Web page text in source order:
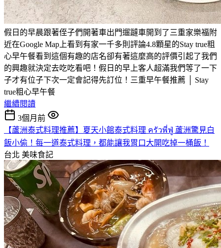
假日的早晨跟著侄子們開著車出門遛躂車開到了三重家樂福附
近在Google Map上看到有家一千多則評論4.8顆星的Stay true粗
心早午餐看到這個有趣的店名卻有著這麼高的評價引起了我們
的興趣就決定去吃吃看吧！假日的早上客人超滿我們等了一下
子才有位子下次一定會記得先訂位！三重早午餐推薦 │ Stay
true粗心早午餐
繼續閱讀
3個月前
【蘆洲泰式料理推薦】夏天小館泰式料理 ครัวพี่ฟู่ 蘆洲驚見白
飯小偷！每一道泰式料理，都能讓我胃口大開吃掉一桶飯！
台北 美味食記